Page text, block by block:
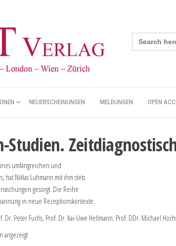
Search
for:
NEUERSCHEINUNGEN MELDUNGEN OPEN
Studien.
umfangreichen und
hat Niklas Luhmann mit ihm stets
gesorgt. Die Reihe
in neue Rezeptionskontexte.
Dr. Peter Fuchs, Prof. Dr. Kai-Uwe Hellmann, Prof. DDr. Michael
angezeigt